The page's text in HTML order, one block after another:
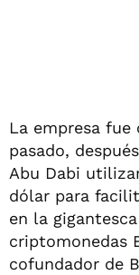
La empresa
pasado,
Abu Dabi
dólar para
en la
criptomonedas
cofundador de